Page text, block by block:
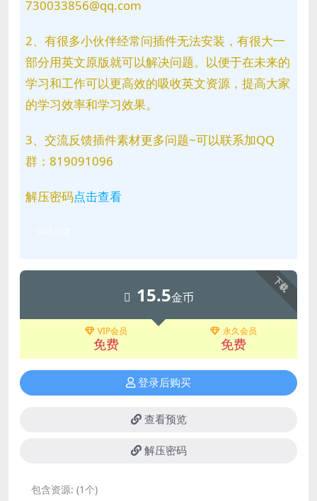
730033856@qq.com
2、有很多小伙伴经常问插件无法安装，有很大一
部分用英文原版就可以解决问题。以便于在未来的
学习和工作可以更高效的吸收英文资源，提高大家
的学习效率和学习效果。
3、交流反馈插件素材更多问题~可以联系加QQ
群：819091096
解压密码点击查看
下载
15.5金币
VIP会员
免费
永久会员
免费
登录后购买
查看预览
解压密码
包含资源: (1个)